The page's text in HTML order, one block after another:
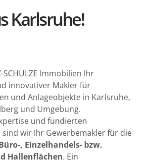
Karlsruhe!
SCHULZE Immobilien Ihr
innovativer Makler für
und Anlageobjekte in Karlsruhe,
und Umgebung.
und fundierten
wir Ihr Gewerbemakler für die
, Einzelhandels- bzw.
Hallenflächen. Ein